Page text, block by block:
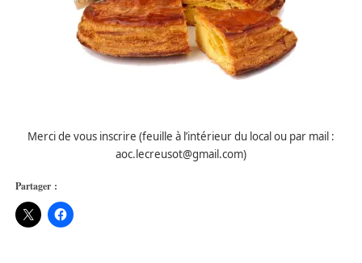
Merci de vous inscrire (feuille à l’intérieur du local ou par mail :
aoc.lecreusot@gmail.com)
Partager :